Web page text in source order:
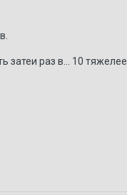
затеи раз в... 10 тяжелее